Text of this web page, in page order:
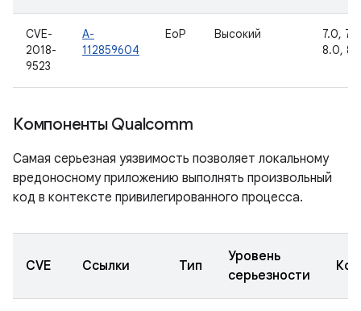
CVE-
2018-
9523
A-
112859604
EoP Высокий
7.0,
8.0,
Компоненты Qualcomm
Самая серьезная уязвимость позволяет локальному
вредоносному приложению выполнять произвольный
код в контексте привилегированного процесса.
CVE Ссылки Тип
Уровень
серьезности